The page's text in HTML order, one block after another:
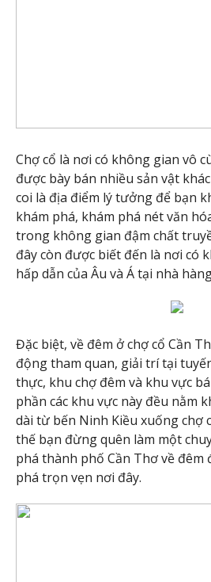
Chợ cổ là nơi có không gian vô
được bày bán nhiều sản vật
coi là địa điểm lý tưởng để bạn
khám phá, khám phá nét văn
trong không gian đậm chất
đây còn được biết đến là nơi có
hấp dẫn của Âu và Á tại nhà
Đặc biệt, về đêm ở chợ cổ Cần
động tham quan, giải trí tại
thực, khu chợ đêm và khu vực
phần các khu vực này đều nằm
dài từ bến Ninh Kiều xuống chợ
thế bạn đừng quên làm một
phá thành phố Cần Thơ về đêm
phá trọn vẹn nơi đây.